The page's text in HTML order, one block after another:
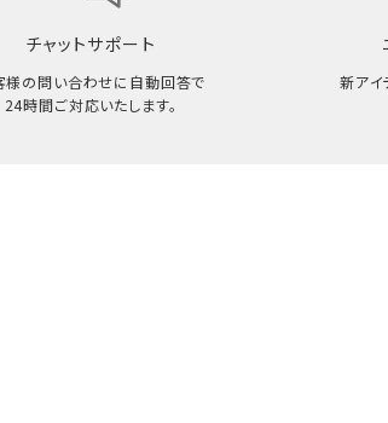
チャットサポート
様の問い合わせに自動回答で
24時間ご対応いたします。
新アイ